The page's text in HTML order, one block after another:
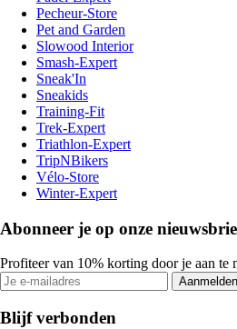
Pecheur-Store
Pet and Garden
Slowood Interior
Smash-Expert
Sneak'In
Sneakids
Training-Fit
Trek-Expert
Triathlon-Expert
TripNBikers
Vélo-Store
Winter-Expert
Abonneer je op onze
Profiteer van 10% korting door je aan te
Aanmelden
Blijf verbonden